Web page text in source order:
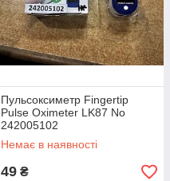
Пульсоксиметр Fingertip
Pulse Oximeter LK87 No
242005102
Немає в наявності
49 ₴